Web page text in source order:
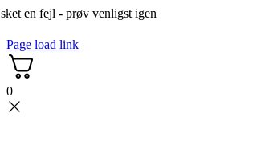
en fejl - prøv venligst igen
Page load link
0